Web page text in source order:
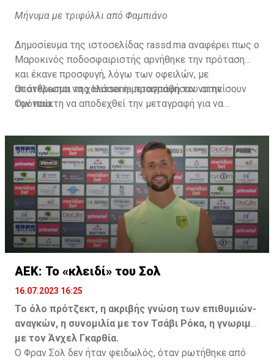
Μήνυμα με τριφύλλι από Φαμπιάνο
Δημοσίευμα της ιστοσελίδας rassd.ma αναφέρει πως ο
Μαροκινός ποδοσφαιριστής αρνήθηκε την πρόταση
και έκανε προσφυγή, λόγω των οφειλών, με
αποτέλεσμα να χαλάσει η μεταγραφή του στην
Ομόνοια.
Οι άνθρωποι της Hassania προσπάθησαν να πείσουν
τον παίκτη να αποδεχθεί την μεταγραφή για να
μετακίνησή του, αλλά ο παίκτης αρνήθηκε και επέμεινε
να λύσει το συμβόλαιό του, ώστε να μετακομίσει
ελεύθερα σε οποιαδήποτε νέα ομάδα το τρέχον
καλοκαίρι.
ΑΕΚ: Το «κλειδί» του Σολ
16.07.2023 16:25
Το όλο πρότζεκτ, η ακριβής γνώση των επιθυμιών-
αναγκών, η συνομιλία με τον Τσάβι Ρόκα, η γνωριμία
με τον Άνχελ Γκαρθία.
Ο Φραν Σολ δεν ήταν φειδωλός, όταν ρωτήθηκε από